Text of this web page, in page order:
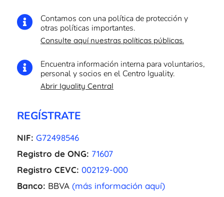

Contamos con una política de protección y
otras políticas importantes.
Consulte aquí nuestras políticas públicas.

Encuentra información interna para voluntarios,
personal y socios en el Centro Iguality.
Abrir Iguality Central
REGÍSTRATE
NIF: G72498546
Registro de ONG: 71607
Registro CEVC: 002129-000
Banco: BBVA (más información aquí)